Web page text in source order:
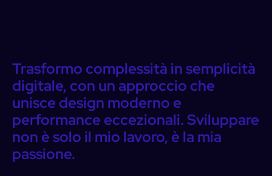
Trasformo complessità insemplicità
digitale, con unapproccio che
unisce design moderno e
performance eccezionali.Sviluppare
non èsolo il mio lavoro, è la mia
passione.